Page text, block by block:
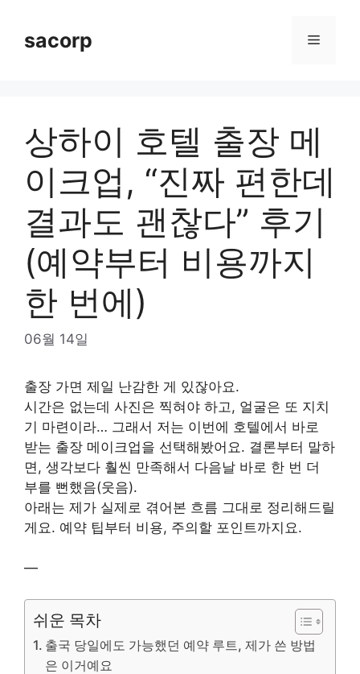
contentsacorp Menu
상하이 호텔 출장 메
이크업, “진짜 편한데
결과도 괜찮다” 후기
(예약부터 비용까지
한 번에)
06월 14일
출장 가면 제일 난감한 게 있잖아요.
시간은 없는데 사진은 찍혀야 하고, 얼굴은 또 지치
기 마련이라… 그래서 저는 이번에 호텔에서 바로
받는 출장 메이크업을 선택해봤어요. 결론부터 말하
면, 생각보다 훨씬 만족해서 다음날 바로 한 번 더
부를 뻔했음(웃음).
아래는 제가 실제로 겪어본 흐름 그대로 정리해드릴
게요. 예약 팁부터 비용, 주의할 포인트까지요.
—
쉬운 목차
출국 당일에도 가능했던 예약 루트, 제가 쓴 방법
은 이거예요